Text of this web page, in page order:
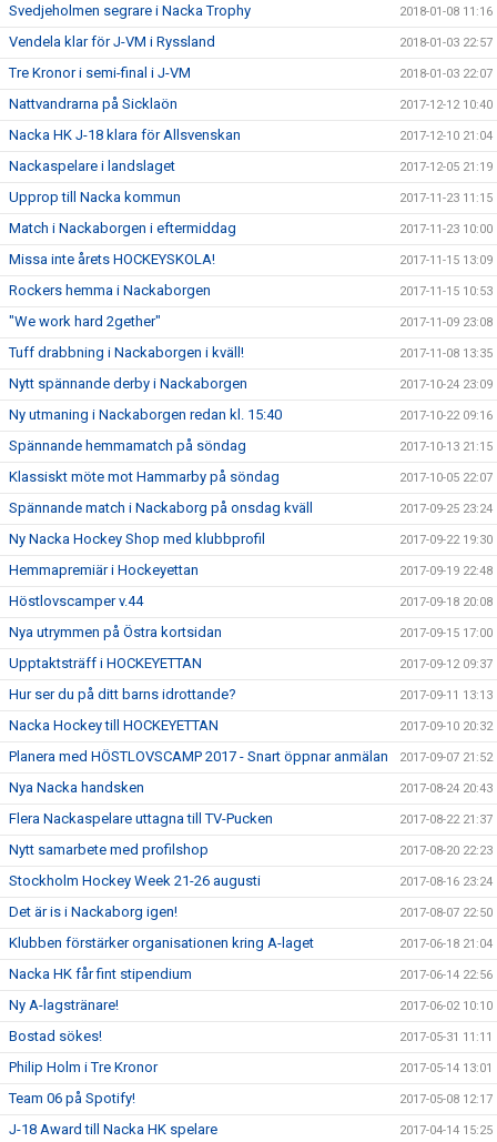
Svedjeholmen segrare i Nacka Trophy 2018-01-08 11:16
Vendela klar för J-VM i Ryssland 2018-01-03 22:57
Tre Kronor i semi-final i J-VM 2018-01-03 22:07
Nattvandrarna på Sicklaön 2017-12-12 10:40
Nacka HK J-18 klara för Allsvenskan 2017-12-10 21:04
Nackaspelare i landslaget 2017-12-05 21:19
Upprop till Nacka kommun 2017-11-23 11:15
Match i Nackaborgen i eftermiddag 2017-11-23 10:00
Missa inte årets HOCKEYSKOLA! 2017-11-15 13:09
Rockers hemma i Nackaborgen 2017-11-15 10:53
"We work hard 2gether" 2017-11-09 23:08
Tuff drabbning i Nackaborgen i kväll! 2017-11-08 13:35
Nytt spännande derby i Nackaborgen 2017-10-24 23:09
Ny utmaning i Nackaborgen redan kl. 15:40 2017-10-22 09:16
Spännande hemmamatch på söndag 2017-10-13 21:15
Klassiskt möte mot Hammarby på söndag 2017-10-05 22:07
Spännande match i Nackaborg på onsdag kväll 2017-09-25 23:24
Ny Nacka Hockey Shop med klubbprofil 2017-09-22 19:30
Hemmapremiär i Hockeyettan 2017-09-19 22:48
Höstlovscamper v.44 2017-09-18 20:08
Nya utrymmen på Östra kortsidan 2017-09-15 17:00
Upptaktsträff i HOCKEYETTAN 2017-09-12 09:37
Hur ser du på ditt barns idrottande? 2017-09-11 13:13
Nacka Hockey till HOCKEYETTAN 2017-09-10 20:32
Planera med HÖSTLOVSCAMP 2017 - Snart öppnar anmälan 2017-09-07 21:52
Nya Nacka handsken 2017-08-24 20:43
Flera Nackaspelare uttagna till TV-Pucken 2017-08-22 21:37
Nytt samarbete med profilshop 2017-08-20 22:23
Stockholm Hockey Week 21-26 augusti 2017-08-16 23:24
Det är is i Nackaborg igen! 2017-08-07 22:50
Klubben förstärker organisationen kring A-laget 2017-06-18 21:04
Nacka HK får fint stipendium 2017-06-14 22:56
Ny A-lagstränare! 2017-06-02 10:10
Bostad sökes! 2017-05-31 11:11
Philip Holm i Tre Kronor 2017-05-14 13:01
Team 06 på Spotify! 2017-05-08 12:17
J-18 Award till Nacka HK spelare 2017-04-14 15:25